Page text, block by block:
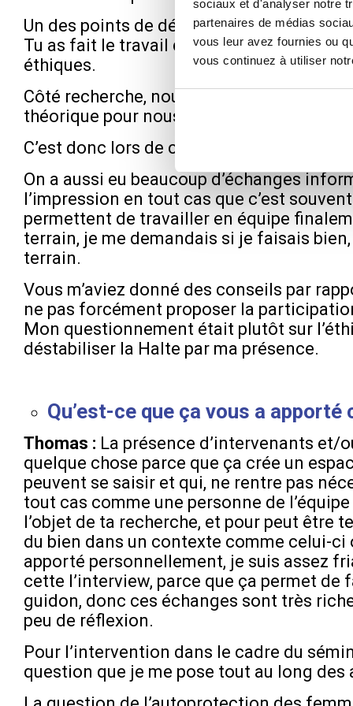
sociaux et d'analyser notre
partenaires de médias
vous leur avez fournies ou
vous continuez à utiliser
Un des points de départ de notre travail
Tu as fait le travail de préparation et de
éthiques.
Côté recherche, nous avons fait une
théorique pour nous et qui portait sur le
C’est donc lors de ces deux moments
On a aussi eu beaucoup d’échanges
l’impression en tout cas que c’est
permettent de travailler en équipe
terrain, je me demandais si je faisais
terrain.
Vous m’aviez donné des conseils par
ne pas forcément proposer la
Mon questionnement était plutôt sur
déstabiliser la Halte par ma présence.
Qu’est-ce que ça vous a
Thomas : La présence d’intervenants et/
quelque chose parce que ça crée un
peuvent se saisir et qui, ne rentre pas
tout cas comme une personne de
l’objet de ta recherche, et pour peut être
du bien dans un contexte comme celui-ci
apporté personnellement, je suis assez
cette l’interview, parce que ça permet
guidon, donc ces échanges sont très
peu de réflexion.
Pour l’intervention dans le cadre du
question que je me pose tout au long